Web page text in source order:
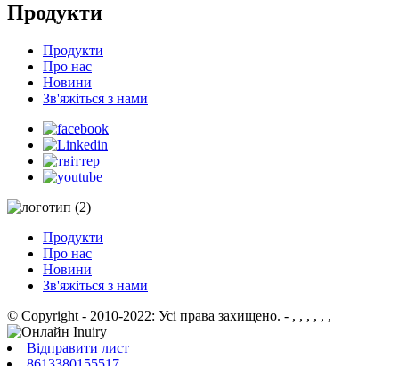
Продукти
Продукти
Про нас
Новини
Зв'яжіться з нами
Продукти
Про нас
Новини
Зв'яжіться з нами
© Copyright - 2010-2022: Усі права захищено. - , , , , , ,
Відправити лист